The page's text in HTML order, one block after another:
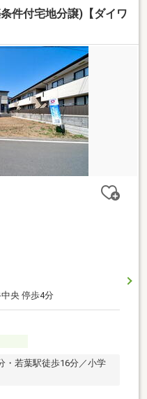
件付宅地分譲)【ダイワ
央 停歩4分
・若葉駅徒歩16分／小学